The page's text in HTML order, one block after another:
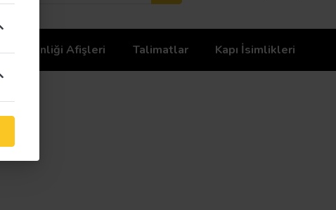
İş Güvenliği Afişleri Talimatlar Kapı İsimlikleri